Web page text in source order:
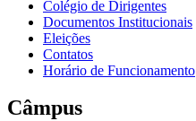
Colégio de Dirigentes
Documentos Institucionais
Eleições
Contatos
Horário de Funcionamento
Câmpus